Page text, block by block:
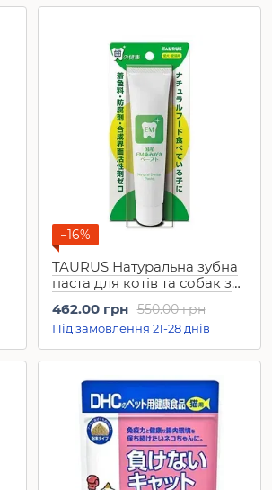
−16%
TAURUS Натуральна зубна
паста для котів та собак з
бактеріями Natural Dental
Paste 35 г
550.00 грн
462.00 грн
Під замовлення 21-28 днів